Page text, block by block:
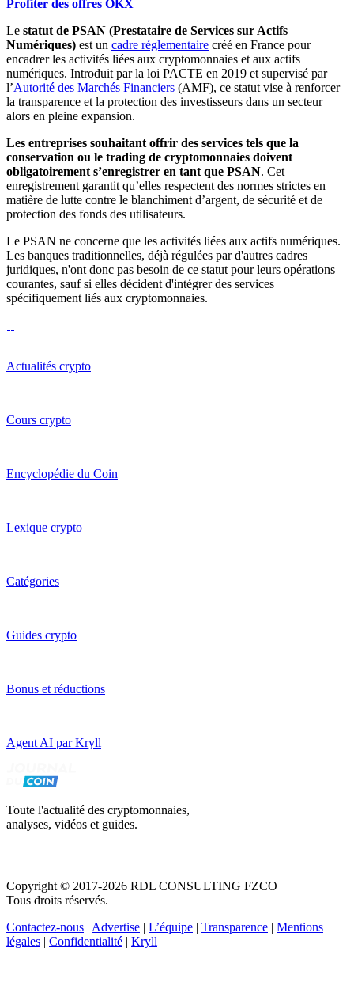
Profiter des offres OKX
Le statut de PSAN (Prestataire de Services sur Actifs
Numériques) est un cadre réglementaire créé en France pour
encadrer les activités liées aux cryptomonnaies et aux actifs
numériques. Introduit par la loi PACTE en 2019 et supervisé par
l’Autorité des Marchés Financiers (AMF), ce statut vise à renforcer
la transparence et la protection des investisseurs dans un secteur
alors en pleine expansion.
Les entreprises souhaitant offrir des services tels que la
conservation ou le trading de cryptomonnaies doivent
obligatoirement s’enregistrer en tant que PSAN. Cet
enregistrement garantit qu’elles respectent des normes strictes en
matière de lutte contre le blanchiment d’argent, de sécurité et de
protection des fonds des utilisateurs.
Le PSAN ne concerne que les activités liées aux actifs numériques.
Les banques traditionnelles, déjà régulées par d'autres cadres
juridiques, n'ont donc pas besoin de ce statut pour leurs opérations
courantes, sauf si elles décident d'intégrer des services
spécifiquement liés aux cryptomonnaies.
Actualités crypto
Cours crypto
Encyclopédie du Coin
Lexique crypto
Catégories
Guides crypto
Bonus et réductions
Agent AI par Kryll
Toute l'actualité des cryptomonnaies,
analyses, vidéos et guides.
Copyright © 2017-2026 RDL CONSULTING FZCO
Tous droits réservés.
Contactez-nous | Advertise | L’équipe | Transparence | Mentions
légales | Confidentialité | Kryll